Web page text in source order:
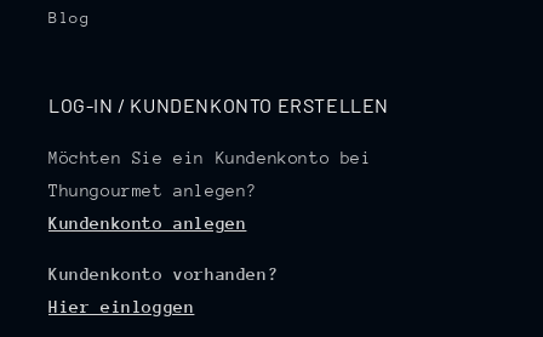
Blog
LOG-IN / KUNDENKONTO ERSTELLEN
Möchten Sie ein Kundenkonto bei
Thungourmet anlegen?
Kundenkonto anlegen
Kundenkonto vorhanden?
Hier einloggen